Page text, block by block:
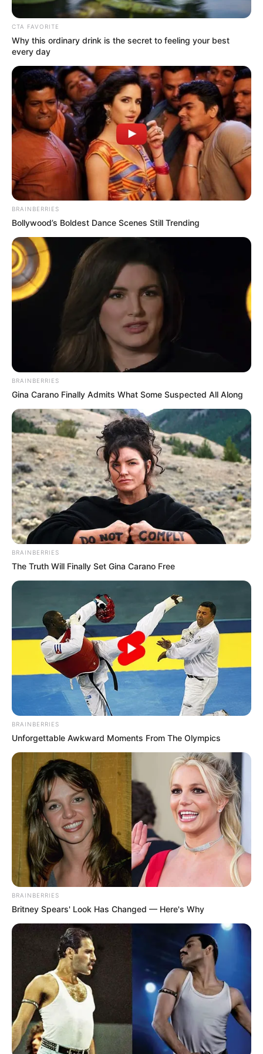
Posted
in
Friss hírek
Csúnyán összeverekedett
Zalatnay Cini és Kiszel Tünde –
ITT a videó róla:
bySzerző • March 2, 2026
A kamerák rögzítették, amikor a naptárdíva és az
énekesnő összeugrott és mindketten a
medencében végezték. Zalatnay Cini nem először
ütött… Hogy mi állt a cicaharc hátterében?
Természetesen a hűtlenség. Zalatnay Cini ugyanis
összekavart Kiszel Tünde párjával, ami egy közös
CTA FAVORITE
Why this ordinary drink is the secret to feeling your best
every day
BRAINBERRIES
Bollywood’s Boldest Dance Scenes Still Trending
BRAINBERRIES
Gina Carano Finally Admits What Some Suspected All Along
BRAINBERRIES
The Truth Will Finally Set Gina Carano Free
BRAINBERRIES
Unforgettable Awkward Moments From The Olympics
BRAINBERRIES
Britney Spears' Look Has Changed — Here's Why